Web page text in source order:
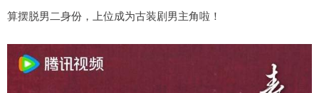
算摆脱男二身份，上位成为古装剧男主角啦！